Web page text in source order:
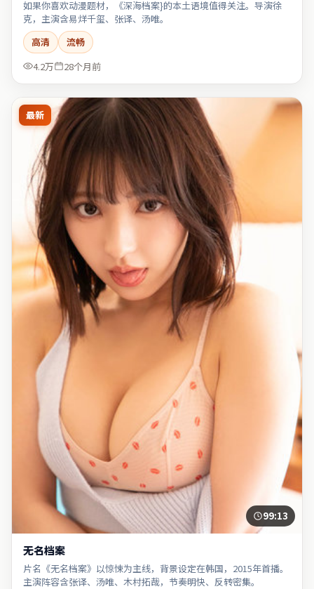
如果你喜欢动漫题材，《深海档案}的本土语境值得关注。导演徐
克，主演含易烊千玺、张译、汤唯。
高清
流畅
4.2万
28个月前
最新
99:13
无名档案
片名《无名档案》以惊悚为主线，背景设定在韩国，2015年首播。
主演阵容含张译、汤唯、木村拓哉，节奏明快、反转密集。